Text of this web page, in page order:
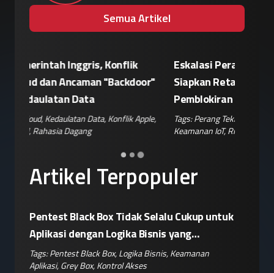
Semua Artikel
Artikel Terpopuler
Pentest Black Box Tidak Selalu Cukup untuk
Aplikasi dengan Logika Bisnis yang
Kompleks
Tags:Pentest Black Box,Logika Bisnis,Keamanan
Aplikasi,Grey Box,Kontrol Akses
Eskalasi Perang Teknologi, China
Siapkan Retaliasi Terhadap Kebijakan
Pemblokiran Robot dan Inverter oleh AS
Tags:Perang Teknologi,Kebijakan AS Retaliasi China,
Keamanan IoT,Risiko Pasok